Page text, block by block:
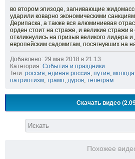
во втором эпизоде, загнивающие
ударили коварно экономическими
Дерипаска, а также вся алюминиевая
орден стоит на страже, и великие стражи
откликнулись на призыв великого лидера
европейским садомитам, посягнувших на
Добавлено: 29 мая 2018 в 21:13
Категория: События и праздники
Теги: россия, единая россия, путин,
патриотизм, трамп, дуров, телеграм
Скачать видео
Похожее